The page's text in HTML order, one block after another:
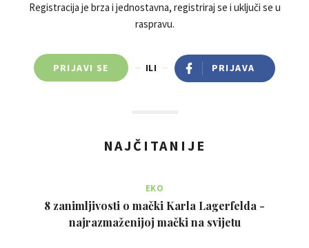
Registracija je brza i jednostavna, registriraj se i uključi se u
raspravu.
PRIJAVI SE ILI PRIJAVA
NAJČITANIJE
EKO
8 zanimljivosti o mački Karla Lagerfelda -
najrazmaženijoj mački na svijetu